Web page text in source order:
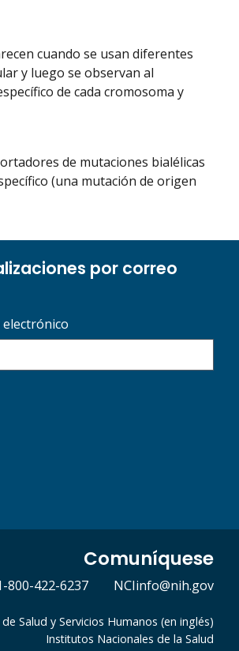
cuando se usan diferentes
y luego se observan al
de cada cromosoma y
de mutaciones bialélicas
(una mutación de origen
por correo
Comuníquese
800-422-6237 NCIinfo@nih.gov
Salud y Servicios Humanos (en inglés)
Institutos Nacionales de la Salud